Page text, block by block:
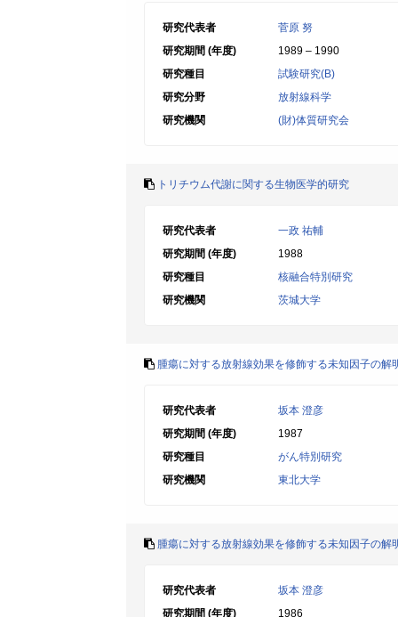
研究代表者
菅原 努
研究期間 (年度)
1989 – 1990
研究種目
試験研究(B)
研究分野
放射線科学
研究機関
(財)体質研究会
トリチウム代謝に関する生物医学的研究
研究代表者
一政 祐輔
研究期間 (年度)
1988
研究種目
核融合特別研究
研究機関
茨城大学
腫瘍に対する放射線効果を修飾する未知因子の解
研究代表者
坂本 澄彦
研究期間 (年度)
1987
研究種目
がん特別研究
研究機関
東北大学
腫瘍に対する放射線効果を修飾する未知因子の解
研究代表者
坂本 澄彦
研究期間 (年度)
1986